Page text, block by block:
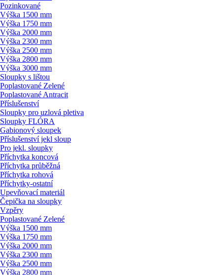
Pozinkované
Výška 1500 mm
Výška 1750 mm
Výška 2000 mm
Výška 2300 mm
Výška 2500 mm
Výška 2800 mm
Výška 3000 mm
Sloupky s lištou
Poplastované Zelené
Poplastované Antracit
Příslušenství
Sloupky pro uzlová pletiva
Sloupky FLÓRA
Gabionový sloupek
Příslušenství jekl sloup
Pro jekl. sloupky
Příchytka koncová
Příchytka průběžná
Příchytka rohová
Příchytky-ostatní
Upevňovací materiál
Čepička na sloupky
Vzpěry
Poplastované Zelené
Výška 1500 mm
Výška 1750 mm
Výška 2000 mm
Výška 2300 mm
Výška 2500 mm
Výška 2800 mm